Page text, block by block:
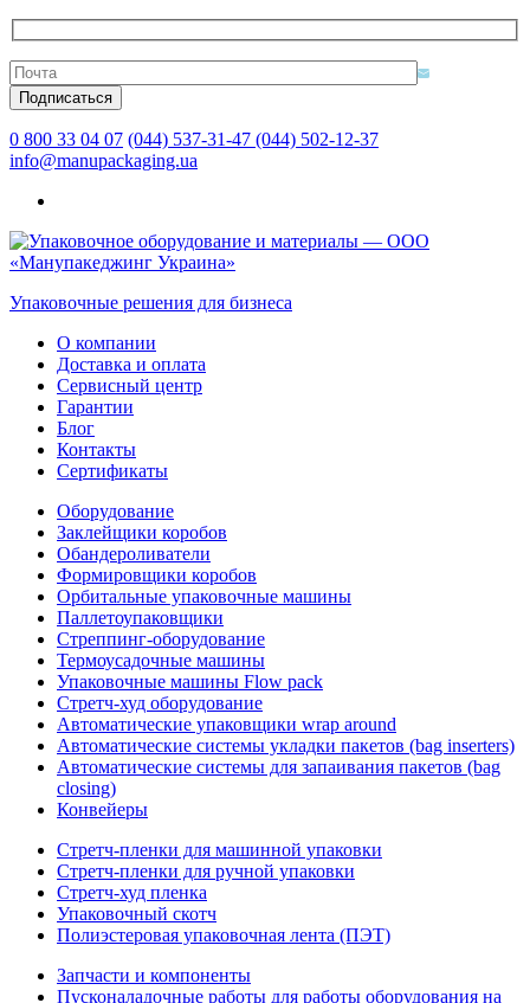
0 800 33 04 07 (044) 537-31-47 (044) 502-12-37
info@manupackaging.ua
Упаковочные решения для бизнеса
О компании
Доставка и оплата
Сервисный центр
Гарантии
Блог
Контакты
Сертификаты
Оборудование
Заклейщики коробов
Обандероливатели
Формировщики коробов
Орбитальные упаковочные машины
Паллетоупаковщики
Стреппинг-оборудование
Термоусадочные машины
Упаковочные машины Flow pack
Стретч-худ оборудование
Автоматические упаковщики wrap around
Автоматические системы укладки пакетов (bag inserters)
Автоматические системы для запаивания пакетов (bag
closing)
Конвейеры
Стретч-пленки для машинной упаковки
Стретч-пленки для ручной упаковки
Стретч-худ пленка
Упаковочный скотч
Полиэстеровая упаковочная лента (ПЭТ)
Запчасти и компоненты
Пусконаладочные работы для работы оборудования на